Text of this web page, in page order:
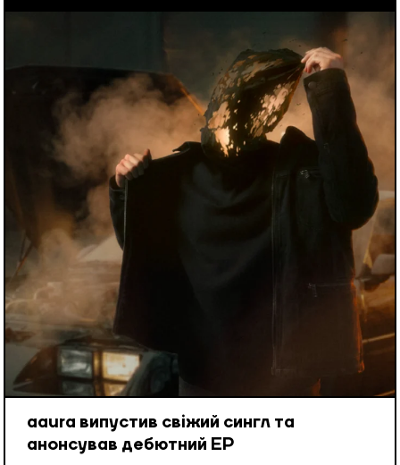
aaura випустив свіжий сингл та
анонсував дебютний EP